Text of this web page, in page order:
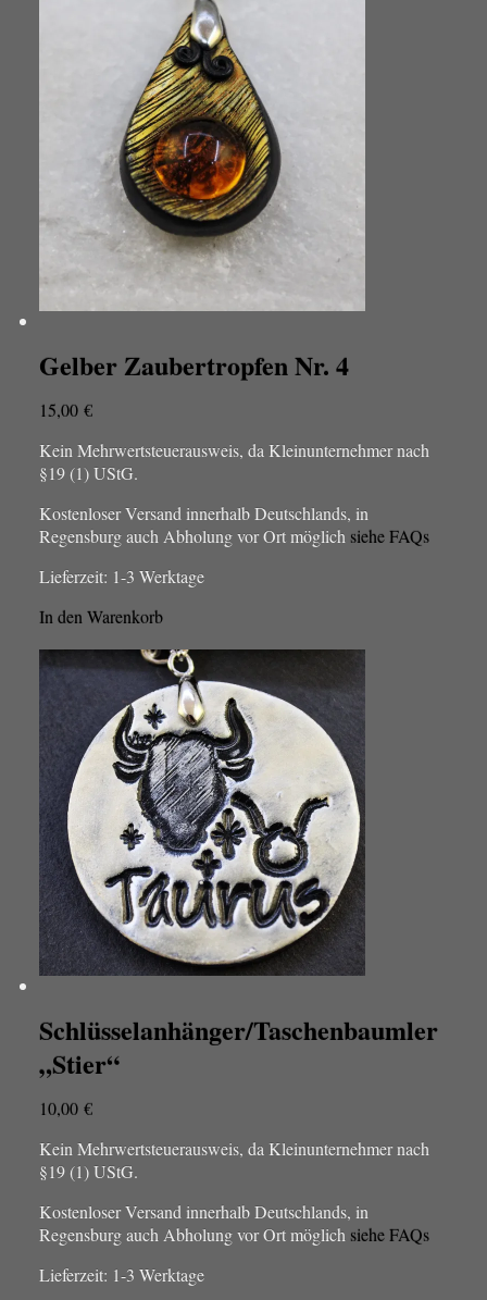
Gelber Zaubertropfen Nr. 4
15,00 €
Kein Mehrwertsteuerausweis, da Kleinunternehmer nach
§19 (1) UStG.
Kostenloser Versand innerhalb Deutschlands, in
Regensburg auch Abholung vor Ort möglich siehe FAQs
Lieferzeit: 1-3 Werktage
In den Warenkorb
Schlüsselanhänger/Taschenbaumler
„Stier“
10,00 €
Kein Mehrwertsteuerausweis, da Kleinunternehmer nach
§19 (1) UStG.
Kostenloser Versand innerhalb Deutschlands, in
Regensburg auch Abholung vor Ort möglich siehe FAQs
Lieferzeit: 1-3 Werktage